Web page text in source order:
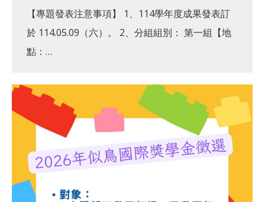
【專題發表注意事項】 1、114學年度成果發表訂
於 114.05.09（六）。 2、分組組別： 第一組【地
點：…